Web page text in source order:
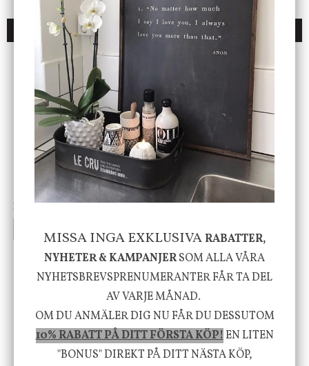
DU KANSKE OCKSÅ ÄR INTRESSERAD AV
ENDAST 1 ST KVAR I LAGER
DBKD
Cloudy kruka mini, vit
199 kr
INFO KÖP
Star Trading
Bordslampa Mushroom
vit, Utomhus
499 kr
INFO KÖP
-20%
MISSA INGA EXKLUSIVARABATTER,
NYHETER & KAMPANJERSOM ALLA VÅRA
NYHETSBREVSPRENUMERANTER FÅR TA DEL
AV VARJE MÅNAD.
OM DU ANMÄLER DIG NU FÅR DU DESSUTOM
10% RABATT PÅ DITT FÖRSTA KÖP!EN LITEN
"BONUS" DIREKT PÅ DITT NÄSTA KÖP,